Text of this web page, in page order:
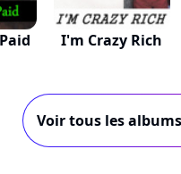
I'm Crazy Rich
Voir tous les